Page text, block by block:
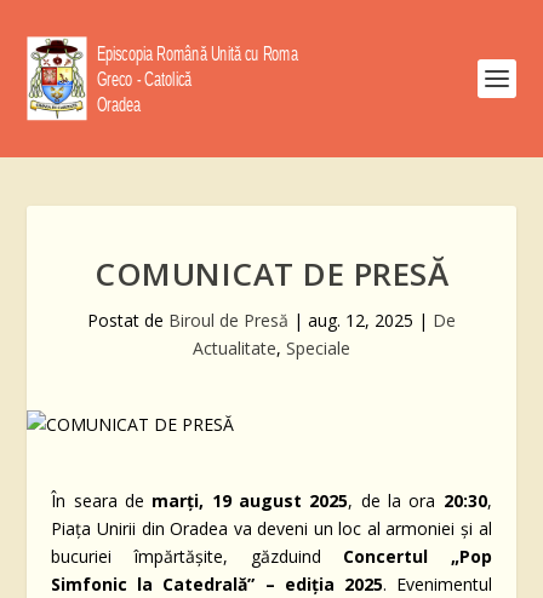
COMUNICAT DE PRESĂ
Postat de Biroul de Presă | aug. 12, 2025 | De
Actualitate, Speciale
În seara de marți, 19 august 2025, de la ora 20:30,
Piața Unirii din Oradea va deveni un loc al armoniei și al
bucuriei împărtășite, găzduind Concertul „Pop
Simfonic la Catedrală” – ediția 2025. Evenimentul